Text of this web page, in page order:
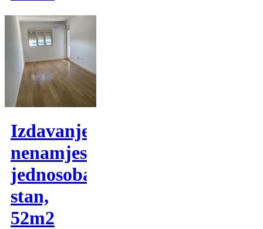
Izdavanje,
nenamjesten
jednosoban
stan,
52m2